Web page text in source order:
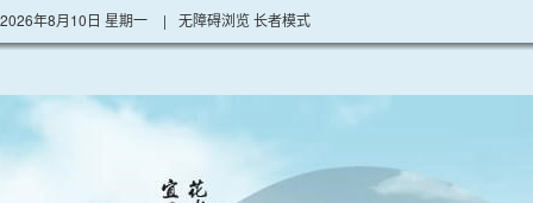
2026年8月10日 星期一 | 无障碍浏览长者模式